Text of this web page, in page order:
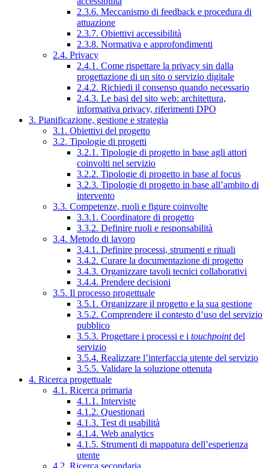
2.3.6. Meccanismo di feedback e procedura di
attuazione
2.3.7. Obiettivi accessibilità
2.3.8. Normativa e approfondimenti
2.4. Privacy
2.4.1. Come rispettare la privacy sin dalla
progettazione di un sito o servizio digitale
2.4.2. Richiedi il consenso quando necessario
2.4.3. Le basi del sito web: architettura,
informativa privacy, riferimenti DPO
3. Pianificazione, gestione e strategia
3.1. Obiettivi del progetto
3.2. Tipologie di progetti
3.2.1. Tipologie di progetto in base agli attori
coinvolti nel servizio
3.2.2. Tipologie di progetto in base al focus
3.2.3. Tipologie di progetto in base all’ambito di
intervento
3.3. Competenze, ruoli e figure coinvolte
3.3.1. Coordinatore di progetto
3.3.2. Definire ruoli e responsabilità
3.4. Metodo di lavoro
3.4.1. Definire processi, strumenti e rituali
3.4.2. Curare la documentazione di progetto
3.4.3. Organizzare tavoli tecnici collaborativi
3.4.4. Prendere decisioni
3.5. Il processo progettuale
3.5.1. Organizzare il progetto e la sua gestione
3.5.2. Comprendere il contesto d’uso del servizio
pubblico
3.5.3. Progettare i processi e i touchpointdel
servizio
3.5.4. Realizzare l’interfaccia utente del servizio
3.5.5. Validare la soluzione ottenuta
4. Ricerca progettuale
4.1. Ricerca primaria
4.1.1. Interviste
4.1.2. Questionari
4.1.3. Test di usabilità
4.1.4. Web analytics
4.1.5. Strumenti di mappatura dell’esperienza
utente
4.2. Ricerca secondaria